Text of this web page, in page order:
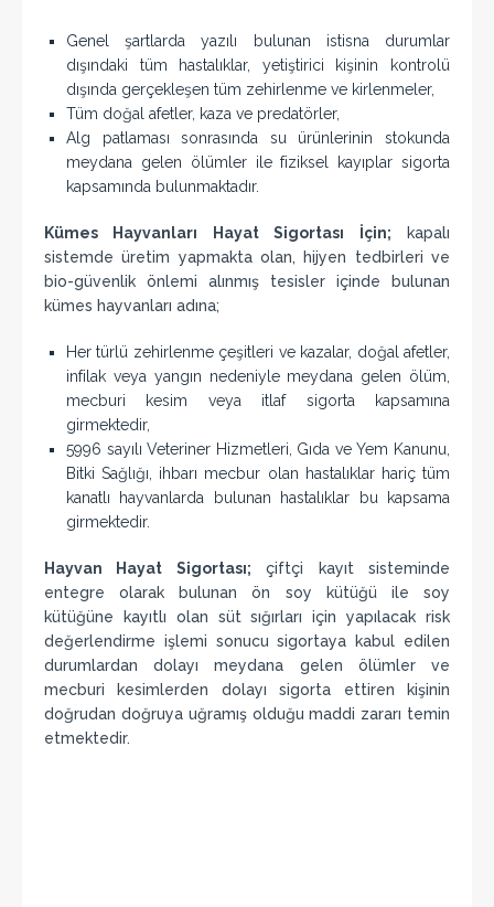
Genel şartlarda yazılı bulunan istisna durumlar
dışındaki tüm hastalıklar, yetiştirici kişinin kontrolü
dışında gerçekleşen tüm zehirlenme ve kirlenmeler,
Tüm doğal afetler, kaza ve predatörler,
Alg patlaması sonrasında su ürünlerinin stokunda
meydana gelen ölümler ile fiziksel kayıplar sigorta
kapsamında bulunmaktadır.
Kümes Hayvanları Hayat Sigortası İçin; kapalı
sistemde üretim yapmakta olan, hijyen tedbirleri ve
bio-güvenlik önlemi alınmış tesisler içinde bulunan
kümes hayvanları adına;
Her türlü zehirlenme çeşitleri ve kazalar, doğal afetler,
infilak veya yangın nedeniyle meydana gelen ölüm,
mecburi kesim veya itlaf sigorta kapsamına
girmektedir,
5996 sayılı Veteriner Hizmetleri, Gıda ve Yem Kanunu,
Bitki Sağlığı, ihbarı mecbur olan hastalıklar hariç tüm
kanatlı hayvanlarda bulunan hastalıklar bu kapsama
girmektedir.
Hayvan Hayat Sigortası; çiftçi kayıt sisteminde
entegre olarak bulunan ön soy kütüğü ile soy
kütüğüne kayıtlı olan süt sığırları için yapılacak risk
değerlendirme işlemi sonucu sigortaya kabul edilen
durumlardan dolayı meydana gelen ölümler ve
mecburi kesimlerden dolayı sigorta ettiren kişinin
doğrudan doğruya uğramış olduğu maddi zararı temin
etmektedir.